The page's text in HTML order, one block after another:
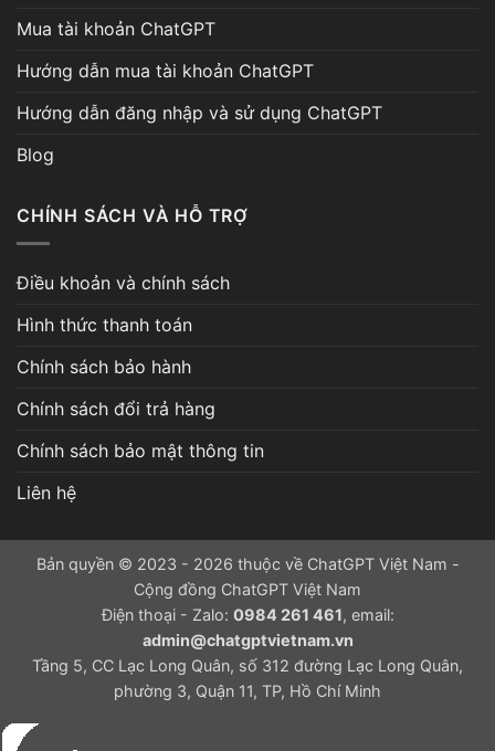
Mua tài khoản ChatGPT
Hướng dẫn mua tài khoản ChatGPT
Hướng dẫn đăng nhập và sử dụng ChatGPT
Blog
CHÍNH SÁCH VÀ HỖ TRỢ
Điều khoản và chính sách
Hình thức thanh toán
Chính sách bảo hành
Chính sách đổi trả hàng
Chính sách bảo mật thông tin
Liên hệ
Bản quyền © 2023 - 2026 thuộc về ChatGPT Việt Nam -
Cộng đồng ChatGPT Việt Nam
Điện thoại - Zalo: 0984 261 461, email:
admin@chatgptvietnam.vn
Tầng 5, CC Lạc Long Quân, số 312 đường Lạc Long Quân,
phường 3, Quận 11, TP, Hồ Chí Minh